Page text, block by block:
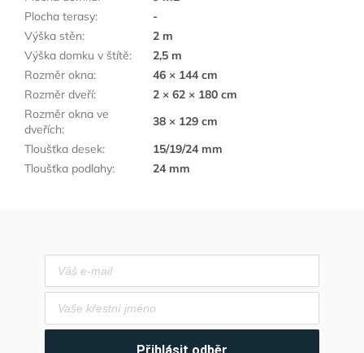
Plocha terasy:
-
Výška stěn:
2 m
Výška domku v štítě:
2,5 m
Rozměr okna:
46 × 144 cm
Rozměr dveří:
2 × 62 × 180 cm
Rozměr okna ve
dveřích:
38 × 129 cm
Tloušťka desek:
15/19/24 mm
Tloušťka podlahy: 24 mm
Přihlásit odběr